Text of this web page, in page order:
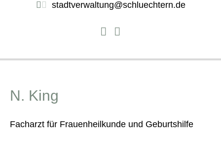
stadtverwaltung@schluechtern.de
N. King
Facharzt für Frauenheilkunde und Geburtshilfe